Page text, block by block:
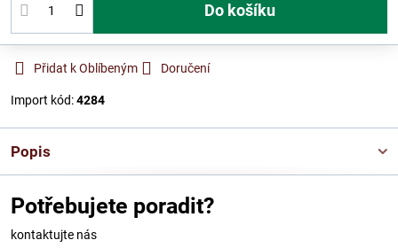
Do košíku
Přidat k Oblíbeným Doručení
Import kód:4284
Popis
Potřebujete poradit?
kontaktujte nás